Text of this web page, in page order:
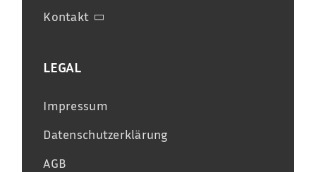
Kontakt
LEGAL
Impressum
Datenschutzerklärung
AGB